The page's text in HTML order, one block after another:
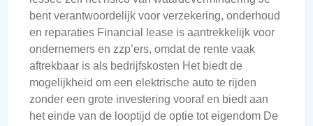
bent verantwoordelijk voor verzekering, onderhoud
en reparaties Financial lease is aantrekkelijk voor
ondernemers en zzp’ers, omdat de rente vaak
aftrekbaar is als bedrijfskosten Het biedt de
mogelijkheid om een elektrische auto te rijden
zonder een grote investering vooraf en biedt aan
het einde van de looptijd de optie tot eigendom De